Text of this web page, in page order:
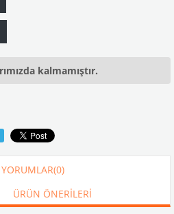
kalmamıştır.
YORUMLAR(0)
ÜRÜN ÖNERILERI